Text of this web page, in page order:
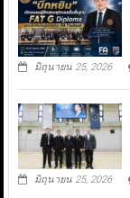
มิถุนายน 25, 2026
มิถุนายน 25, 2026